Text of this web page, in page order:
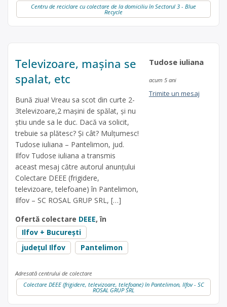
Centru de reciclare cu colectare de la domiciliu în Sectorul 3 - Blue
Recycle
Televizoare, mașina se
spalat, etc
Bună ziua! Vreau sa scot din curte 2-
3televizoare,2 mașini de spălat, și nu
știu unde sa le duc. Dacă va solicit,
trebuie sa plătesc? Și cât? Mulțumesc!
Tudose iuliana – Pantelimon, jud.
Ilfov Tudose iuliana a transmis
aceast mesaj către autorul anunțului
Colectare DEEE (frigidere,
televizoare, telefoane) în Pantelimon,
Ilfov – SC ROSAL GRUP SRL, […]
Ofertă colectare DEEE, în
Ilfov + București
județul Ilfov
Pantelimon
Tudose iuliana
acum 5 ani
Trimite un mesaj
Adresată centrului de colectare
Colectare DEEE (frigidere, televizoare, telefoane) în Pantelimon, Ilfov - SC
ROSAL GRUP SRL